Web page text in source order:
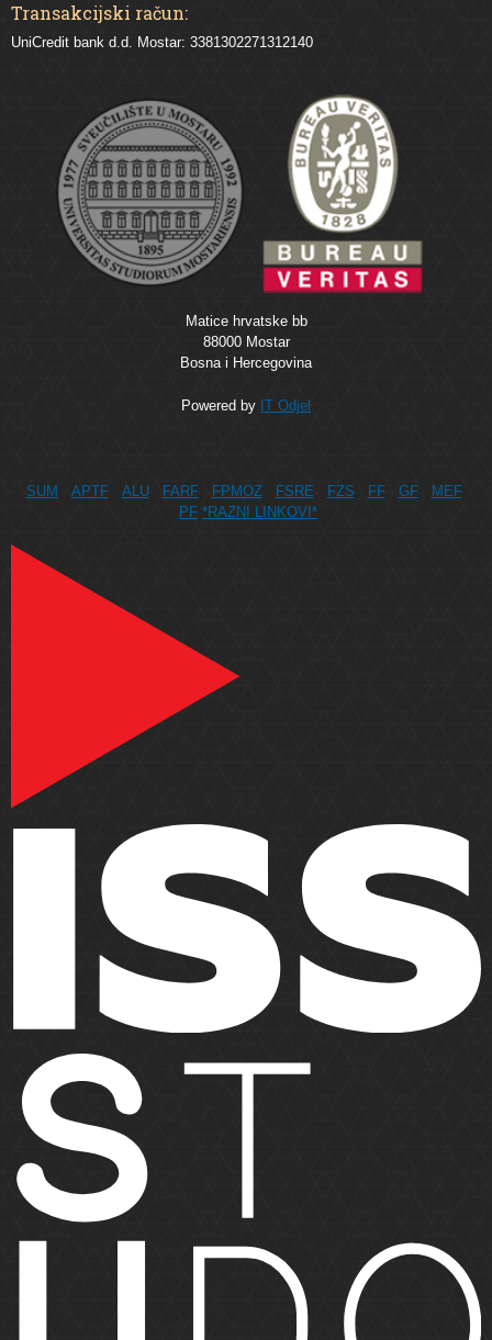
Transakcijski račun:
UniCredit bank d.d. Mostar: 3381302271312140
Matice hrvatske bb
88000 Mostar
Bosna i Hercegovina
Powered by IT Odjel
SUM APTF ALU FARF FPMOZ FSRE FZS FF GF
MEF
PF *RAZNI LINKOVI*